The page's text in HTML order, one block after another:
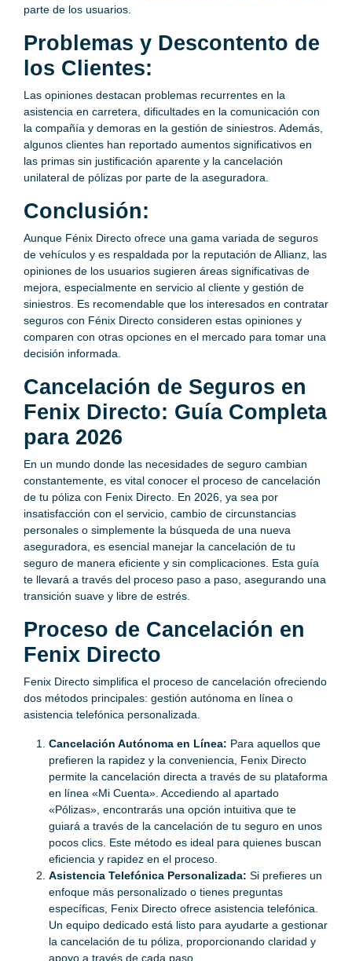
parte de los usuarios.
Problemas y Descontento de
los Clientes:
Las opiniones destacan problemas recurrentes en la
asistencia en carretera, dificultades en la comunicación con
la compañía y demoras en la gestión de siniestros. Además,
algunos clientes han reportado aumentos significativos en
las primas sin justificación aparente y la cancelación
unilateral de pólizas por parte de la aseguradora.
Conclusión:
Aunque Fénix Directo ofrece una gama variada de seguros
de vehículos y es respaldada por la reputación de Allianz, las
opiniones de los usuarios sugieren áreas significativas de
mejora, especialmente en servicio al cliente y gestión de
siniestros. Es recomendable que los interesados en contratar
seguros con Fénix Directo consideren estas opiniones y
comparen con otras opciones en el mercado para tomar una
decisión informada.
Cancelación de Seguros en
Fenix Directo: Guía Completa
para 2026
En un mundo donde las necesidades de seguro cambian
constantemente, es vital conocer el proceso de cancelación
de tu póliza con Fenix Directo. En 2026, ya sea por
insatisfacción con el servicio, cambio de circunstancias
personales o simplemente la búsqueda de una nueva
aseguradora, es esencial manejar la cancelación de tu
seguro de manera eficiente y sin complicaciones. Esta guía
te llevará a través del proceso paso a paso, asegurando una
transición suave y libre de estrés.
Proceso de Cancelación en
Fenix Directo
Fenix Directo simplifica el proceso de cancelación ofreciendo
dos métodos principales: gestión autónoma en línea o
asistencia telefónica personalizada.
Cancelación Autónoma en Línea: Para aquellos que
prefieren la rapidez y la conveniencia, Fenix Directo
permite la cancelación directa a través de su plataforma
en línea «Mi Cuenta». Accediendo al apartado
«Pólizas», encontrarás una opción intuitiva que te
guiará a través de la cancelación de tu seguro en unos
pocos clics. Este método es ideal para quienes buscan
eficiencia y rapidez en el proceso.
Asistencia Telefónica Personalizada: Si prefieres un
enfoque más personalizado o tienes preguntas
específicas, Fenix Directo ofrece asistencia telefónica.
Un equipo dedicado está listo para ayudarte a gestionar
la cancelación de tu póliza, proporcionando claridad y
apoyo a través de cada paso.